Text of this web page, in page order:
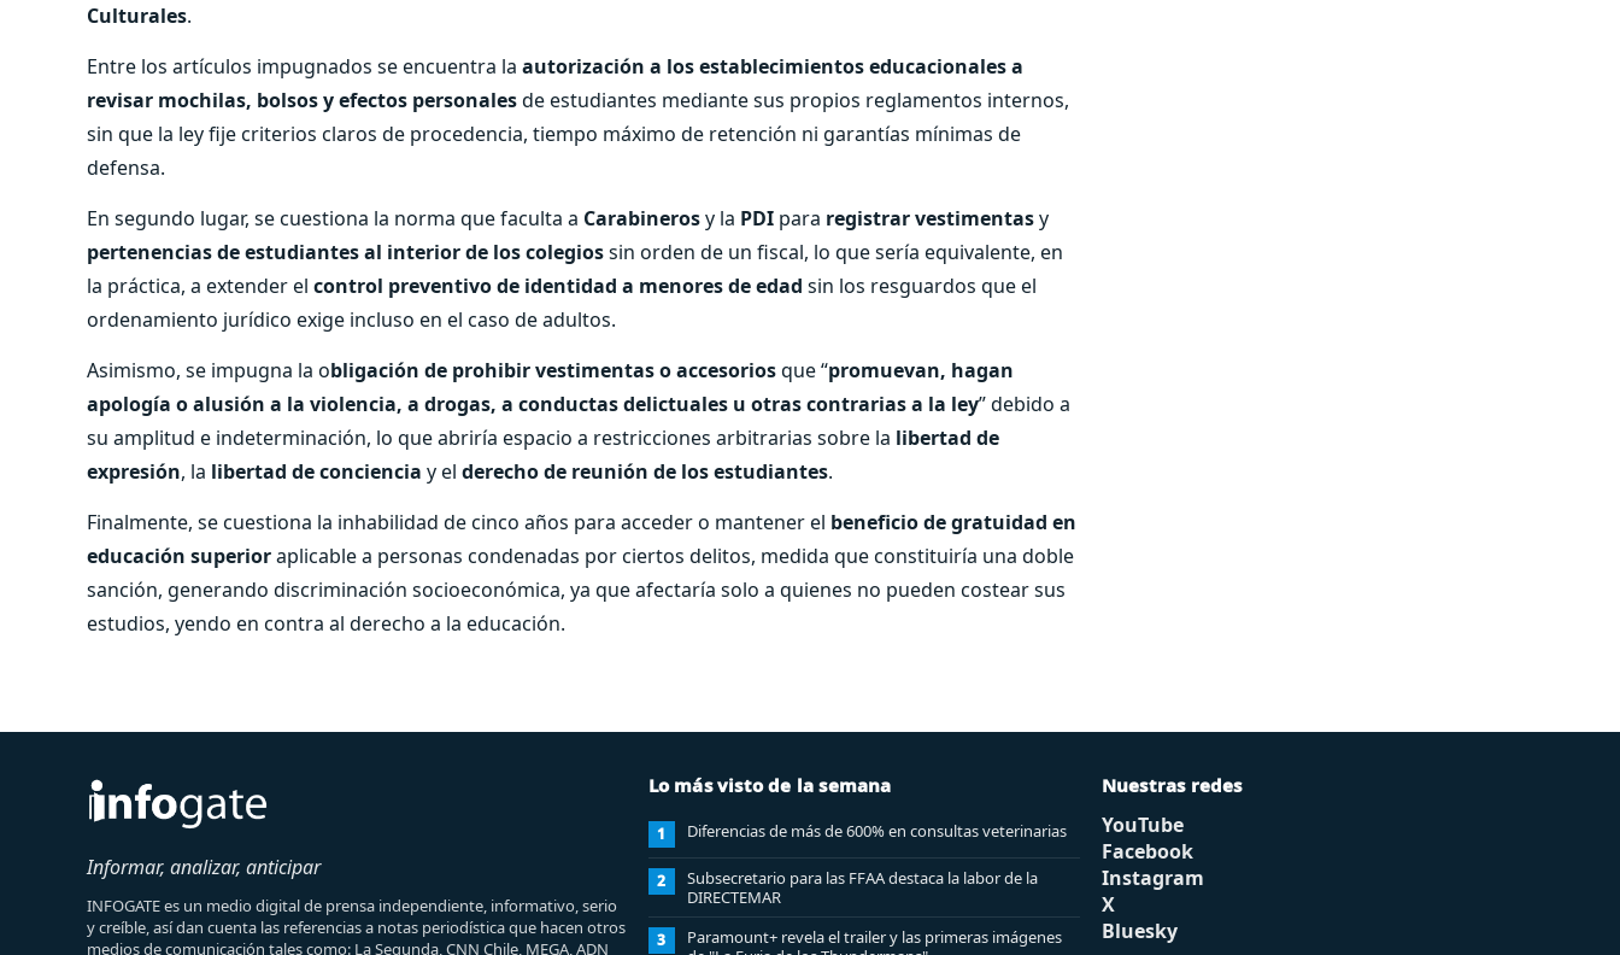
Culturales.
Entre los artículos impugnados se encuentra la autorización a los establecimientos educacionales a
revisar mochilas, bolsos y efectos personalesde estudiantes mediante sus propios reglamentos internos,
sin que la ley fije criterios claros de procedencia, tiempo máximo de retención ni garantías mínimas de
defensa.
En segundo lugar, se cuestiona la norma que faculta a Carabinerosy la PDI para registrar vestimentasy
pertenencias de estudiantes al interior de los colegiossin orden de un fiscal, lo que sería equivalente, en
la práctica, a extender el control preventivo de identidad a menores de edad sin los resguardos que el
ordenamiento jurídico exige incluso en el caso de adultos.
Asimismo, se impugna la obligación de prohibir vestimentas o accesoriosque “promuevan, hagan
apología o alusión a la violencia, a drogas, a conductas delictuales u otras contrarias a la ley” debido a
su amplitud e indeterminación, lo que abriría espacio a restricciones arbitrarias sobre la libertad de
expresión, la libertad de conciencia y el derecho de reunión de los estudiantes.
Finalmente, se cuestiona la inhabilidad de cinco años para acceder o mantener el beneficio de gratuidad en
educación superioraplicable a personas condenadas por ciertos delitos, medida que constituiría una doble
sanción, generando discriminación socioeconómica, ya que afectaría solo a quienes no pueden costear sus
estudios, yendo en contra al derecho a la educación.
Informar, analizar, anticipar
INFOGATE es un medio digital de prensa independiente, informativo, serio
y creíble, así dan cuenta las referencias a notas periodística que hacen otros
medios de comunicación tales como: La Segunda, CNN Chile, MEGA, ADN
Lo más visto de la semana
1 Diferencias de más de 600% en consultas veterinarias
2
Subsecretario para las FFAA destaca la labor de la
DIRECTEMAR
3
Paramount+ revela el trailer y las primeras imágenes
Nuestras redes
YouTube
Facebook
Instagram
X
Bluesky